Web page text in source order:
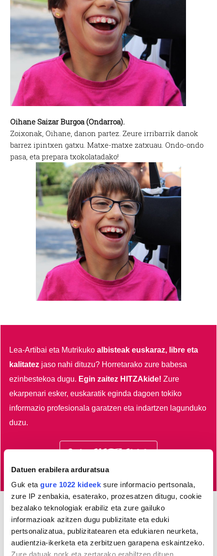
Datuen erabilera arduratsua
Guk eta gure 1022 kideek sure informacio pertsonala,
zure IP zenbakia, esaterako, prozesatzen ditugu, cookie
bezalako teknologiak erabiliz eta zure gailuko
informazioak azitzen dugu publizitate eta eduki
pertsonalizatua, publizitatearen eta edukiaren neurketa,
audientzia-ikerketa eta zerbitzuen garapena eskaintzeko.
Zure datuak nork eta zertarako erabiltzen dituen
Oihane Saizar Burgoa (Ondarroa).
Zoixonak, Oihane, danon partez. Zeure irribarrik danok
barrez ipintxen gatxu. Matxe-matxe zatxuau. Ondo-ondo
pasa, eta prepara txokolatadako!
Lea-Artibai eta Mutrikukoalbisteak euskaraz, libre eta
kalitatez jaso nahi dituzu? Horretarako zure babesa
ezinbestekoa dugu. Egin zaitez HITZAkide!Zure
ekarpenari esker, euskaratik eginda dagoen tokiko
informazio profesionala garatzen eta indartzen lagunduko
duzu.
Egin HITZAkide
AGENDA
Abuztua 2026